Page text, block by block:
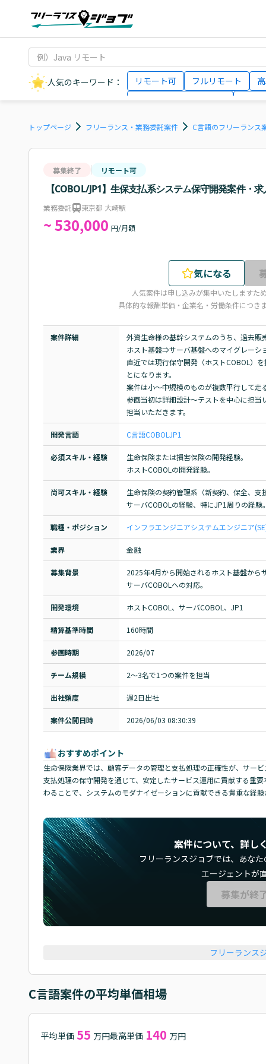
人気のキーワード： リモート可 フルリモート
AIエンジニア
トップページ フリーランス・業務委託案件 C言語のフリーランス
募集終了 リモート可
【COBOL/JP1】生保支払系システム保守開発案件・求
業務委託 東京都 大崎駅
~ 530,000 円/月額
気になる
人気案件は申し込みが集中いたしますた
具体的な報酬単価・企業名・労働条件につき
案件詳細
外資生命様の基幹システムのうち、過去
ホスト基盤⇒サーバ基盤へのマイグレーシ
直近では現行保守開発（ホストCOBOL）
とになります。
案件は小～中規模のものが複数平行して
参画当初は詳細設計～テストを中心に担
担当いただきます。
開発言語 C言語COBOL JP1
必須スキル・経験
生命保険または損害保険の開発経験。
ホストCOBOLの開発経験。
尚可スキル・経験
生命保険の契約管理系（新契約、保全、支
サーバCOBOLの経験、特にJP1周りの経験
職種・ポジション インフラエンジニアシステムエンジニア
業界 金融
募集背景
2025年4月から開始されるホスト基盤から
サーバCOBOLへの対応。
開発環境 ホストCOBOL、サーバCOBOL、JP1
精算基準時間 160時間
参画時期 2026/07
チーム規模 2～3名で1つの案件を担当
出社頻度 週2日出社
案件公開日時 2026/06/03 08:30:39
おすすめポイント
生命保険業界では、顧客データの管理と支払処理の正確性が、サー
支払処理の保守開発を通じて、安定したサービス運用に貢献する重
わることで、システムのモダナイゼーションに貢献できる貴重な経
案件について、詳し
フリーランスジョブでは、 あな
エージェントが
募集が終
フリーランス
C言語案件の平均単価相場
平均単価 55 万円最高単価 140 万円